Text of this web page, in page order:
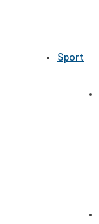
Sport